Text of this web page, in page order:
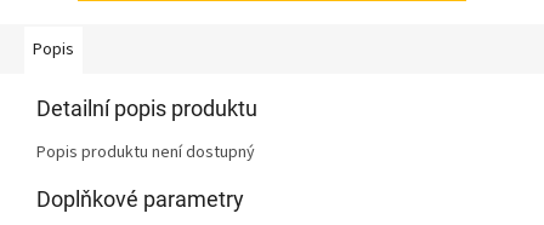
Popis
Detailní popis produktu
Popis produktu není dostupný
Doplňkové parametry